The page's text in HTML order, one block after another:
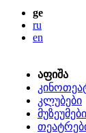
ge
ru
en
აფიშა
კლუბები
მუზეუმები